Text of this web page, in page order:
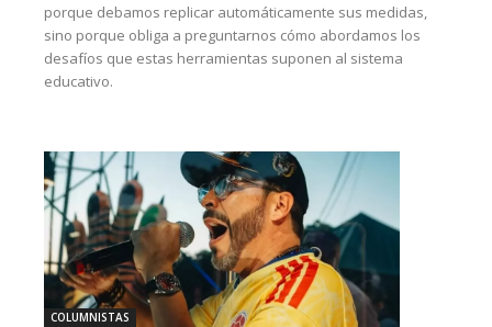
porque debamos replicar automáticamente sus medidas,
sino porque obliga a preguntarnos cómo abordamos los
desafíos que estas herramientas suponen al sistema
educativo.
COLUMNISTAS